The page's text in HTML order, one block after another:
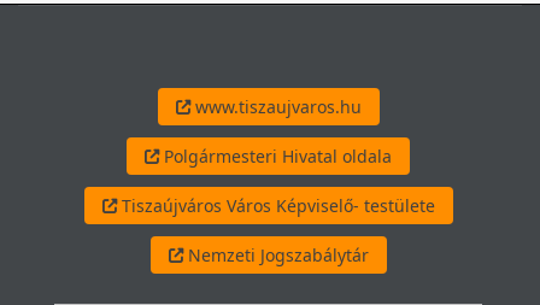
www.tiszaujvaros.hu
Polgármesteri Hivatal oldala
Tiszaújváros Város Képviselő- testülete
Nemzeti Jogszabálytár